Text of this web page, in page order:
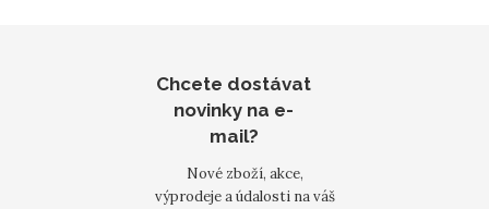
Chcete dostávat
novinky na e-
mail?
Nové zboží, akce,
výprodeje a údalosti na váš